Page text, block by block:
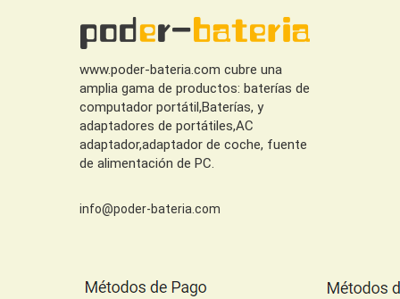
www.poder-bateria.com cubre una
amplia gama de productos: baterías de
computador portátil,Baterías, y
adaptadores de portátiles,AC
adaptador,adaptador de coche, fuente
de alimentación de PC.
info@poder-bateria.com